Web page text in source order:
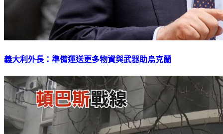
義大利外長：準備運送更多物資與武器助烏克蘭